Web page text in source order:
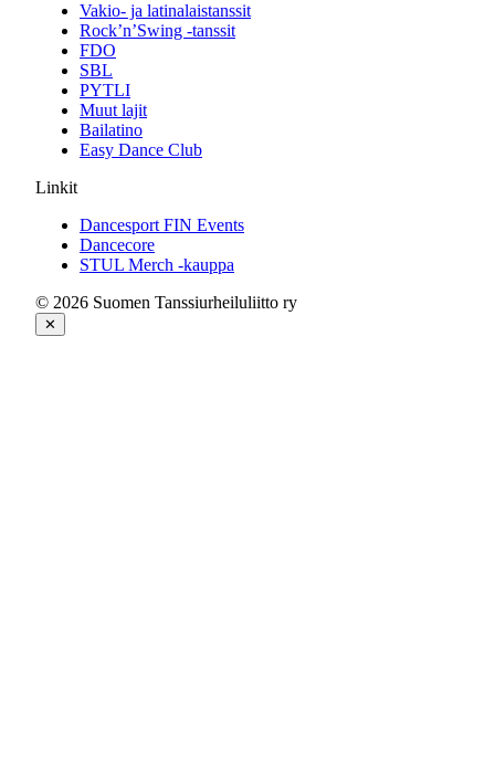
Vakio- ja latinalaistanssit
Rock’n’Swing -tanssit
FDO
SBL
PYTLI
Muut lajit
Bailatino
Easy Dance Club
Linkit
Dancesport FIN Events
Dancecore
STUL Merch -kauppa
© 2026 Suomen Tanssiurheiluliitto ry
✕